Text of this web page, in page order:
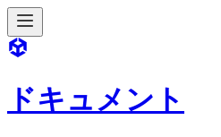
ドキュメント